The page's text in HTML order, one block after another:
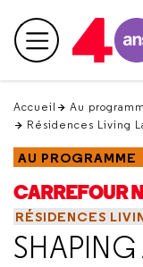
en
haut Menu
Accueil Au
Résidences Living
AU PROGRAMME
CARREFOUR
RÉSIDENCES
SHAPING